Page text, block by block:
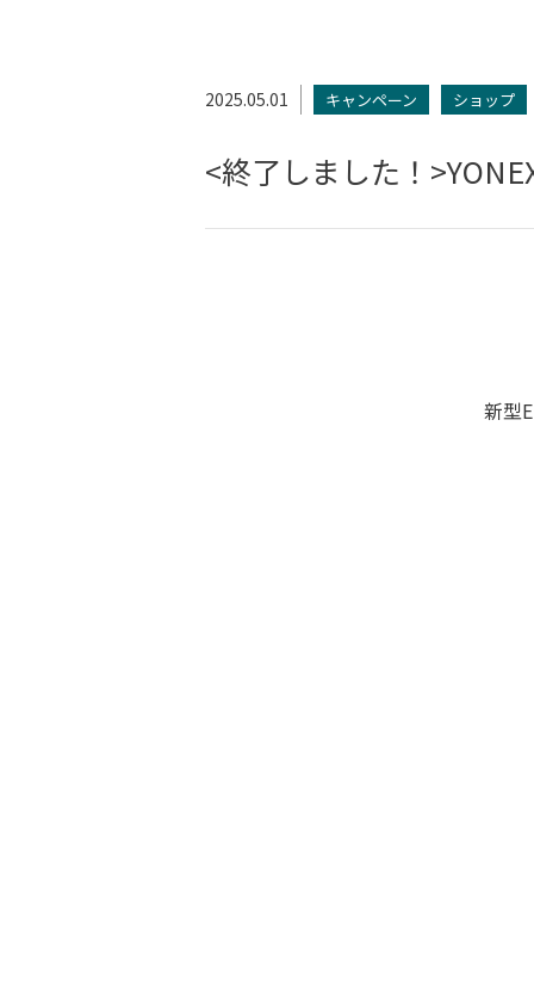
2025.05.01 キャンペーン ショップ
<終了しました！
新型